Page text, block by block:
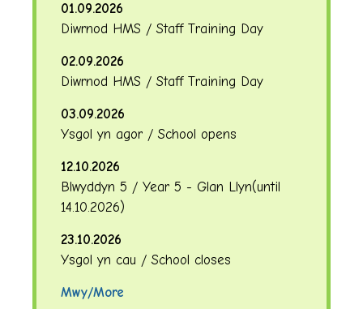
01.09.2026
Diwrnod HMS / Staff Training Day
02.09.2026
Diwrnod HMS / Staff Training Day
03.09.2026
Ysgol yn agor / School opens
12.10.2026
Blwyddyn 5 / Year 5 - Glan Llyn(until
14.10.2026)
23.10.2026
Ysgol yn cau / School closes
Mwy/More